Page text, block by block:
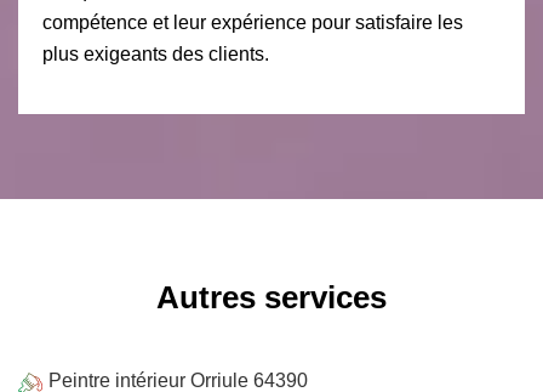
compétence et leur expérience pour satisfaire les
plus exigeants des clients.
Autres services
Peintre intérieur Orriule 64390